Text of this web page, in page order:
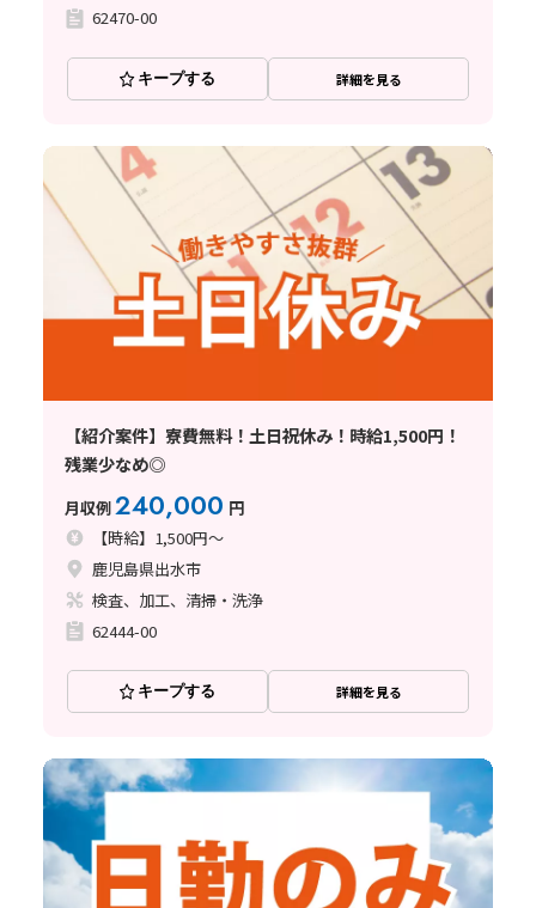
62470-00
キープする 詳細を見る
【紹介案件】寮費無料！土日祝休み！時給1,500円！
残業少なめ◎
月収例240,000 円
【時給】1,500円～
鹿児島県出水市
検査、加工、清掃・洗浄
62444-00
キープする 詳細を見る